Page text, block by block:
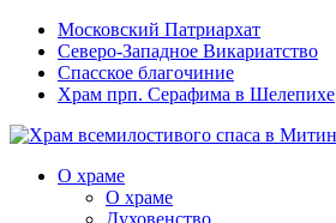
Московский Патриархат
Северо-Западное Викариатство
Спасское благочиние
Храм прп. Серафима в Шелепихе
О храме
О храме
Духовенство